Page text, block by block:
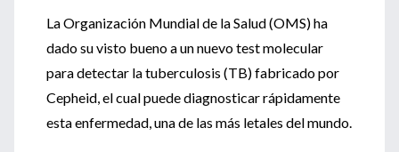
La Organización Mundial de la Salud (OMS) ha
dado su visto bueno a un nuevo test molecular
para detectar la tuberculosis (TB) fabricado por
Cepheid, el cual puede diagnosticar rápidamente
esta enfermedad, una de las más letales del mundo.